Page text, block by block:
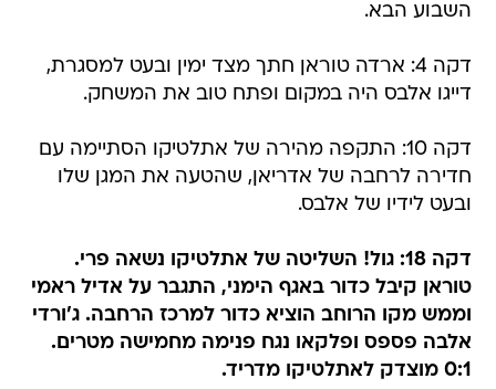
השבוע הבא.
דקה 4: ארדה טוראן חתך מצד ימין ובעט למסגרת,
דייגו אלבס היה במקום ופתח טוב את המשחק.
דקה 10: התקפה מהירה של אתלטיקו הסתיימה עם
חדירה לרחבה של אדריאן, שהטעה את המגן שלו
ובעט לידיו של אלבס.
דקה 18: גול! השליטה של אתלטיקו נשאה פרי.
טוראן קיבל כדור באגף הימני, התגבר על אדיל ראמי
וממש מקו הרוחב הוציא כדור למרכז הרחבה. ג'ורדי
אלבה פספס ופלקאו נגח פנימה מחמישה מטרים.
0:1 מוצדק לאתלטיקו מדריד.